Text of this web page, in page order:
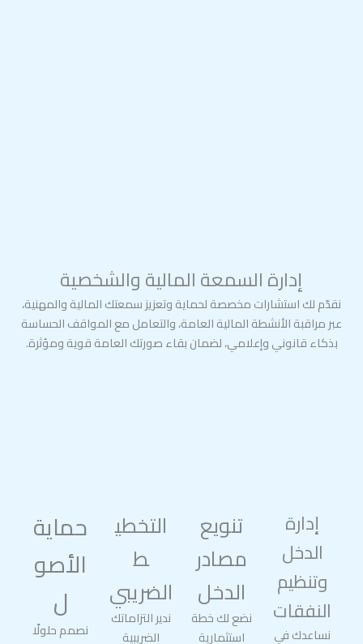
إدارة السمعة المالية والشخصية
نقدّم لك استشارات مخصصة لحماية وتعزيز سمعتك المالية والمهنية،
عبر مراقبة الأنشطة المالية العامة، والتعامل مع المواقف الحساسة
بذكاء قانوني وإعلامي، لضمان بقاء صورتك العامة قوية ومؤثرة.
إدارة
الدخل
وتنظيم
النفقات
نساعدك في
تنويع
مصادر
الدخل
نضع لك خطة
استثمارية
التخطي
ط
الضريبي
ندير التزاماتك
الضريبية
حماية
الأصو
ل
نصمم حلولًا